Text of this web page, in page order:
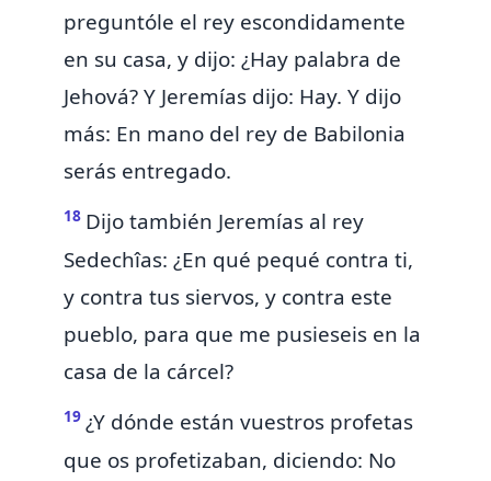
preguntóle el rey escondidamente
en su casa, y dijo: ¿Hay palabra de
Jehová? Y Jeremías dijo: Hay. Y dijo
más: En mano del rey de Babilonia
serás entregado.
18 Dijo también Jeremías al rey
Sedechîas: ¿En qué pequé contra ti,
y contra tus siervos, y contra este
pueblo, para que me pusieseis en la
casa de la cárcel?
19 ¿Y dónde están vuestros profetas
que os profetizaban, diciendo: No